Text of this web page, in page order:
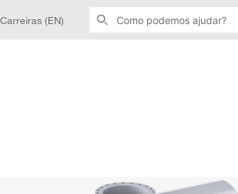
Carreiras (EN)